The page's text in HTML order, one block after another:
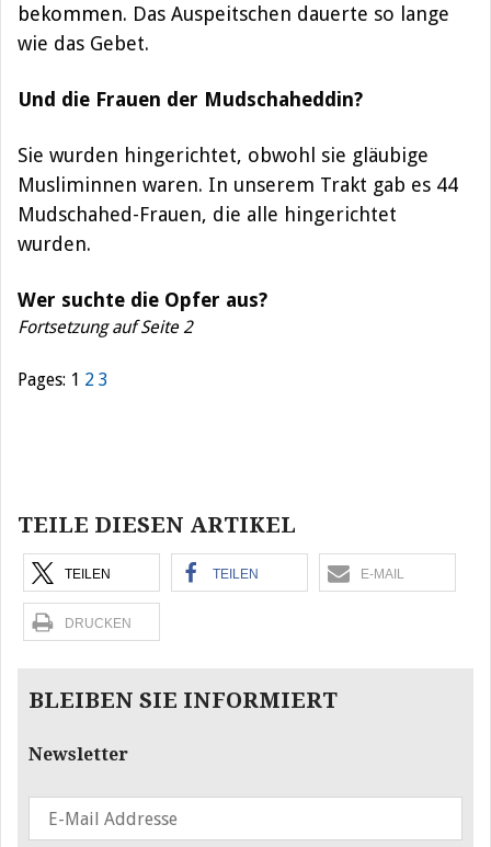
bekommen. Das Auspeitschen dauerte so lange
wie das Gebet.
Und die Frauen der Mudschaheddin?
Sie wurden hingerichtet, obwohl sie gläubige
Musliminnen waren. In unserem Trakt gab es 44
Mudschahed-Frauen, die alle hingerichtet
wurden.
Wer suchte die Opfer aus?
Fortsetzung auf Seite 2
Pages: 1 2 3
TEILE DIESEN ARTIKEL
TEILEN TEILEN E-MAIL
DRUCKEN
BLEIBEN SIE INFORMIERT
Newsletter